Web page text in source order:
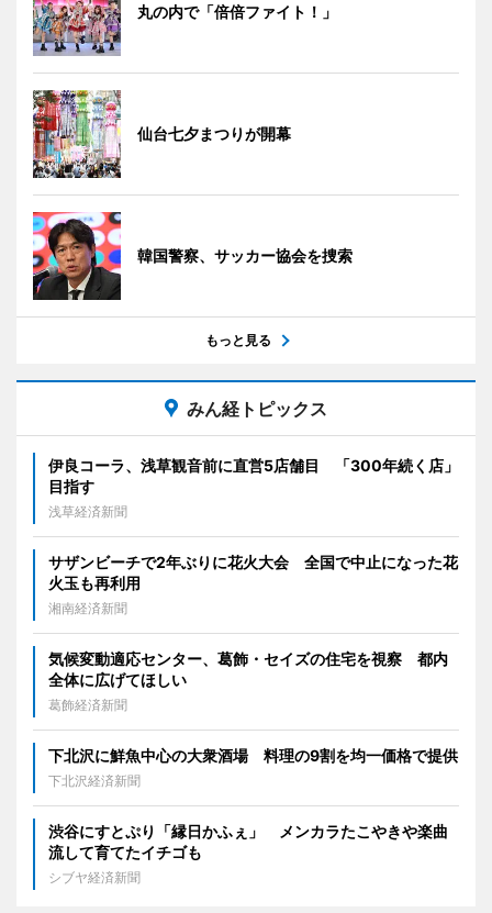
丸の内で「倍倍ファイト！」
仙台七夕まつりが開幕
韓国警察、サッカー協会を捜索
もっと見る
みん経トピックス
伊良コーラ、浅草観音前に直営5店舗目 「300年続く店」
目指す
浅草経済新聞
サザンビーチで2年ぶりに花火大会 全国で中止になった花
火玉も再利用
湘南経済新聞
気候変動適応センター、葛飾・セイズの住宅を視察 都内
全体に広げてほしい
葛飾経済新聞
下北沢に鮮魚中心の大衆酒場 料理の9割を均一価格で提供
下北沢経済新聞
渋谷にすとぷり「縁日かふぇ」 メンカラたこやきや楽曲
流して育てたイチゴも
シブヤ経済新聞